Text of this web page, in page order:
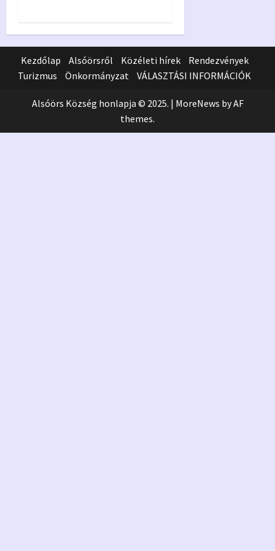
Kezdőlap Alsóörsről Közéleti hírek
Rendezvények
Turizmus
Önkormányzat VÁLASZTÁSI INFORMÁCIÓK
Alsóörs Község honlapja © 2025. | MoreNews by AF
themes.